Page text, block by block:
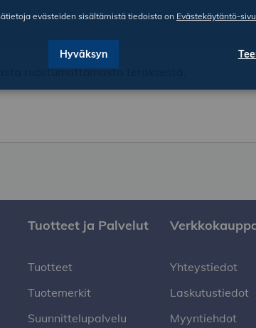
ruostumattomasta teräksestä.
Tuotteet ja Palvelut
Tuotteet
Tuotemerkit
Suunnittelupalvelu
Yhteystiedot
Laskutustiedot
Myyntiehdot
evästeiden sisältämistä tiedoista on Evästekäytäntö-
Hyväksyn